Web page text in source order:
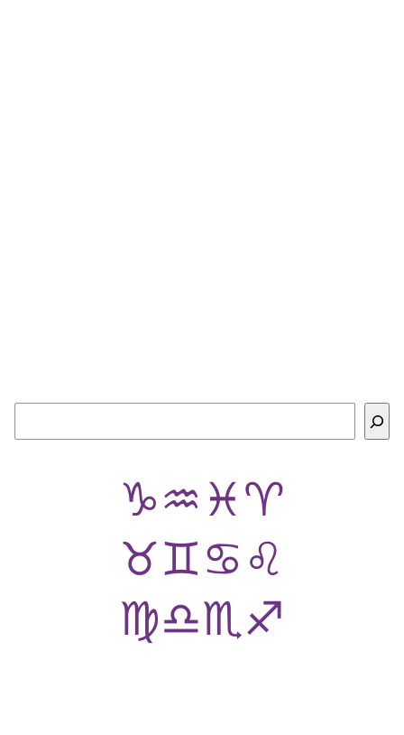
♑♒♓♈
♉♊♋♌
♍♎♏♐